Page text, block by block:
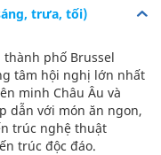
trưa, tối)
phố Brussel
tâm hội nghị lớn nhất
minh Châu Âu và
dẫn với món ăn ngon,
trúc nghệ thuật
trúc độc đáo.